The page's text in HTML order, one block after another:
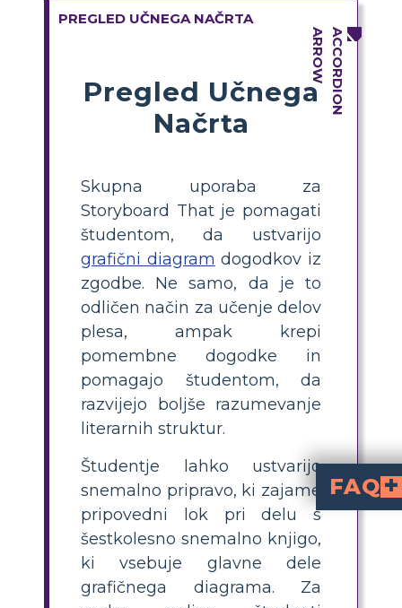
PREGLED UČNEGA NAČRTA
Pregled Učnega
Načrta
Skupna uporaba za
Storyboard That je pomagati
študentom, da ustvarijo
grafični diagram dogodkov iz
zgodbe. Ne samo, da je to
odličen način za učenje delov
plesa, ampak krepi
pomembne dogodke in
pomagajo študentom, da
razvijejo boljše razumevanje
literarnih struktur.
Študentje lahko ustvarijo
snemalno pripravo, ki zajame
pripovedni lok pri delu s
šestkolesno snemalno knjigo,
ki vsebuje glavne dele
grafičnega diagrama. Za
FAQ